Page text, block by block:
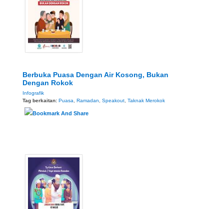
Berbuka Puasa Dengan Air Kosong, Bukan
Dengan Rokok
Infografik
Tag berkaitan: Puasa Ramadan Speakout Taknak Merokok